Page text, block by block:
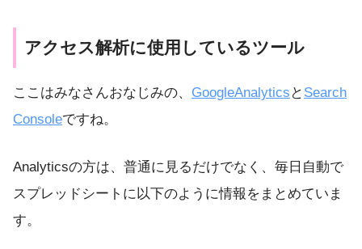
アクセス解析に使用しているツール
ここはみなさんおなじみの、 GoogleAnalytics と Search
Consoleですね。
Analyticsの方は、普通に見るだけでなく、毎日自動で
スプレッドシートに以下のように情報をまとめていま
す。